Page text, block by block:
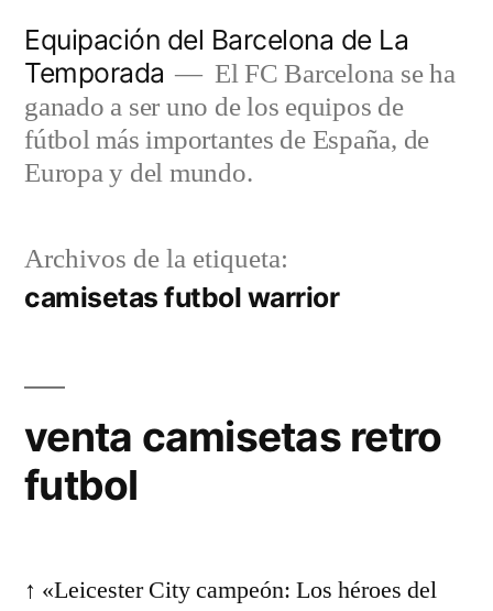
contenido
Equipación del Barcelona de La
Temporada
El FC Barcelona se ha
ganado a ser uno de los equipos de
fútbol más importantes de España, de
Europa y del mundo.
Archivos de la etiqueta:
camisetas futbol warrior
venta camisetas retro
futbol
↑ «Leicester City campeón: Los héroes del